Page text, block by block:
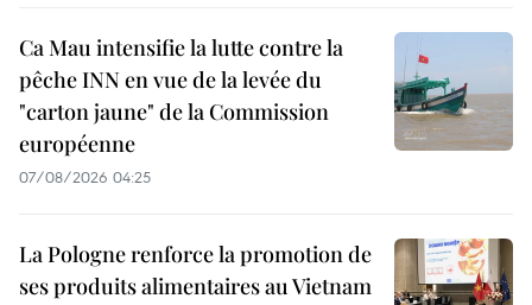
Ca Mau intensifie la lutte contre la
pêche INN en vue de la levée du
"carton jaune" de la Commission
européenne
07/08/2026 04:25
La Pologne renforce la promotion de
ses produits alimentaires au Vietnam